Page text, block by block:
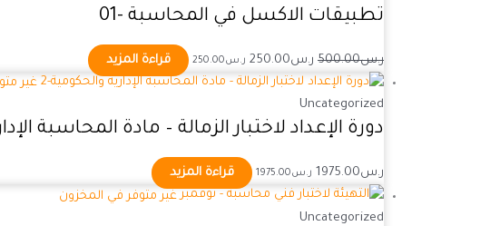
تطبيقات الاكسل في المحاسبة -01
ر.س500.00 ر.س250.00 ر.س250.00
قراءة المزيد
غير
Uncategorized
دورة الإعداد لاختبار الزمالة – مادة المحاسبة
ر.س1975.00 ر.س1975.00
قراءة المزيد
غير متوفر في المخزون
Uncategorized